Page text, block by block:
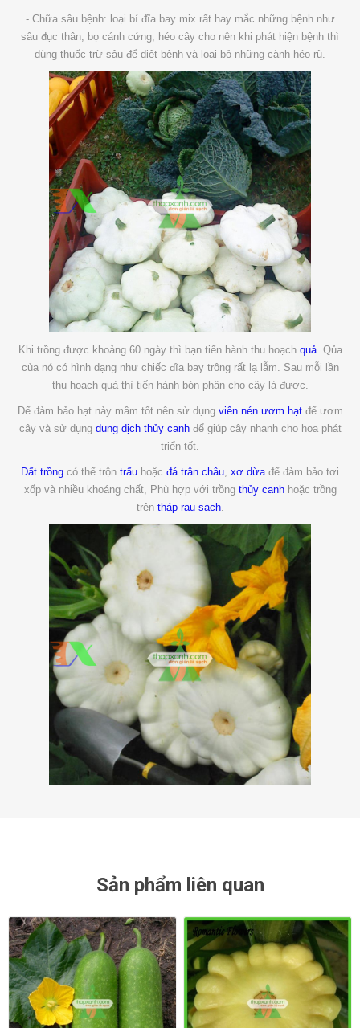
- Chữa sâu bệnh: loại bí đĩa bay mix rất hay mắc những bệnh như
sâu đục thân, bọ cánh cứng, héo cây cho nên khi phát hiện bệnh thì
dùng thuốc trừ sâu để diệt bệnh và loại bỏ những cành héo rũ.
Khi trồng được khoảng 60 ngày thì bạn tiến hành thu hoạch quả. Qủa
của nó có hình dạng như chiếc đĩa bay trông rất lạ lẫm. Sau mỗi lần
thu hoạch quả thì tiến hành bón phân cho cây là được.
Để đảm bảo hạt nảy mầm tốt nên sử dụng viên nén ươm hạtđể ươm
cây và sử dụng dung dịch thủy canhđể giúp cây nhanh cho hoa phát
triển tốt.
Đất trồng có thể trộn trấu hoặc đá trân châu xơ dừa để đảm bảo tơi
xốp và nhiều khoáng chất, Phù hợp với trồng thủy canhhoặc trồng
trên tháp rau sạch.
Sản phẩm liên quan